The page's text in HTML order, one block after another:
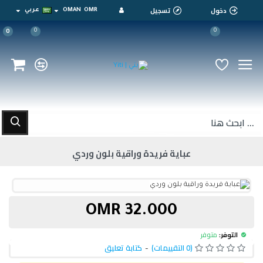
دخول تسجيل OMR
OMAN عربي
0
0
0
عباية فريدة وراقية بلون وردي
التوفر: متوفر
(0 التقييمات) - كتابة تعليق
32.000 OMR